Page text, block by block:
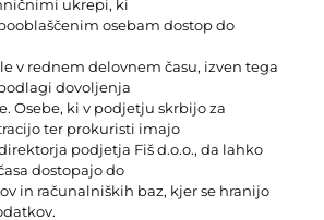
ukrepi, ki
osebam dostop do
v rednem delovnem času, izven tega
dovoljenja
Osebe, ki v podjetju skrbijo za
ter prokuristi imajo
podjetja Fiš d.o.o., da lahko
dostopajo do
in računalniških baz, kjer se hranijo